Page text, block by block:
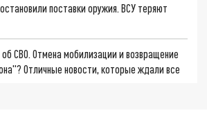
поставки оружия. ВСУ теряют
СВО. Отмена мобилизации и возвращение
Отличные новости, которые ждали все